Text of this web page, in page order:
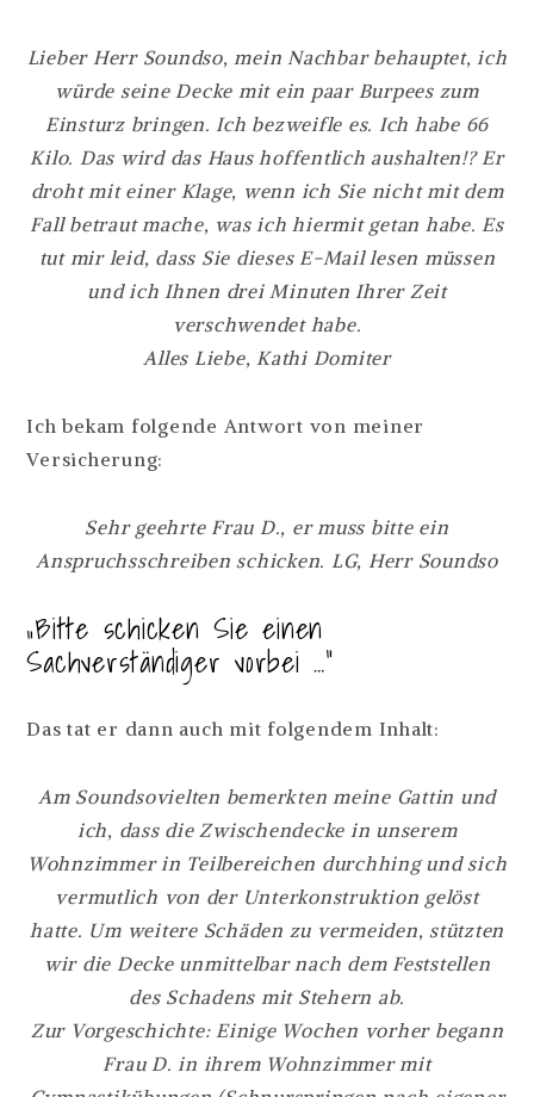
Lieber Herr Soundso, mein Nachbar behauptet, ich
würde seine Decke mit ein paar Burpees zum
Einsturz bringen. Ich bezweifle es. Ich habe 66
Kilo. Das wird das Haus hoffentlich aushalten!? Er
droht mit einer Klage, wenn ich Sie nicht mit dem
Fall betraut mache, was ich hiermit getan habe. Es
tut mir leid, dass Sie dieses E-Mail lesen müssen
und ich Ihnen drei Minuten Ihrer Zeit
verschwendet habe.
Alles Liebe, Kathi Domiter
Ich bekam folgende Antwort von meiner
Versicherung:
Sehr geehrte Frau D., er muss bitte ein
Anspruchsschreiben schicken. LG, Herr Soundso
„Bitte schicken Sie einen
Sachverständiger vorbei …“
Das tat er dann auch mit folgendem Inhalt:
Am Soundsovielten bemerkten meine Gattin und
ich, dass die Zwischendecke in unserem
Wohnzimmer in Teilbereichen durchhing und sich
vermutlich von der Unterkonstruktion gelöst
hatte. Um weitere Schäden zu vermeiden, stützten
wir die Decke unmittelbar nach dem Feststellen
des Schadens mit Stehern ab.
Zur Vorgeschichte: Einige Wochen vorher begann
Frau D. in ihrem Wohnzimmer mit